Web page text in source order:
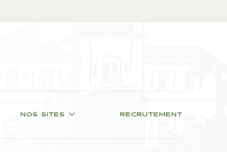
NOS SITES RECRUTEMENT